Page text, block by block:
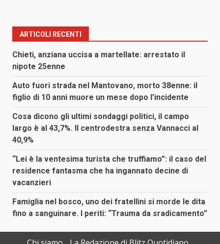
ARTICOLI RECENTI
Chieti, anziana uccisa a martellate: arrestato il
nipote 25enne
Auto fuori strada nel Mantovano, morto 38enne: il
figlio di 10 anni muore un mese dopo l’incidente
Cosa dicono gli ultimi sondaggi politici, il campo
largo è al 43,7%. Il centrodestra senza Vannacci al
40,9%
“Lei è la ventesima turista che truffiamo”: il caso del
residence fantasma che ha ingannato decine di
vacanzieri
Famiglia nel bosco, uno dei fratellini si morde le dita
fino a sanguinare. I periti: “Trauma da sradicamento”